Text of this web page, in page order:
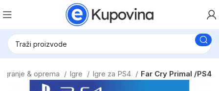
igranje & oprema Igre Igre za PS4 Far Cry Primal /PS4